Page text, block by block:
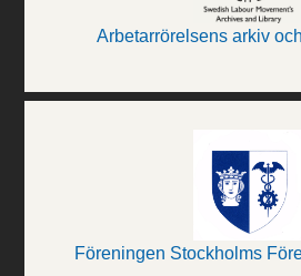
Arbetarrörelsens arkiv
Föreningen Stockholms